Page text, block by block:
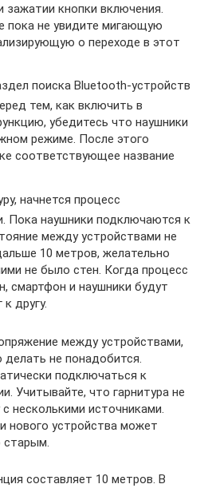
зажатии кнопки включения.
пока не увидите мигающую
о переходе в этот
поиска Bluetooth-устройств
тем, как включить в
убедитесь что наушники
режиме. После этого
соответствующее название
начнется процесс
Пока наушники подключаются к
между устройствами не
10 метров, желательно
не было стен. Когда процесс
смартфон и наушники будут
другу.
между устройствами,
не понадобится.
подключаться к
Учитывайте, что гарнитура не
несколькими источниками.
нового устройства может
старым.
составляет 10 метров. В